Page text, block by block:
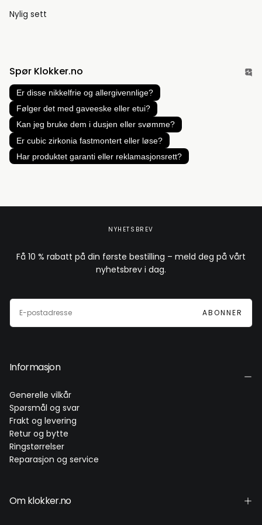
Nylig sett
Spør Klokker.no
Er disse nikkelfrie og allergivennlige?
Følger det med gaveeske eller etui?
Kan jeg bruke dem i dusjen eller svømme?
Er cubic zirkonia fastmontert eller løse?
Har produktet garanti eller reklamasjonsrett?
NYHETSBREV
Få 10 % rabatt på din første bestilling – meld deg på vårt
nyhetsbrev i dag.
E-
POST
ABONNER
Informasjon
Generelle vilkår
Spørsmål og svar
Frakt og levering
Retur og bytte
Ringstørrelser
Reparasjon og service
Om klokker.no